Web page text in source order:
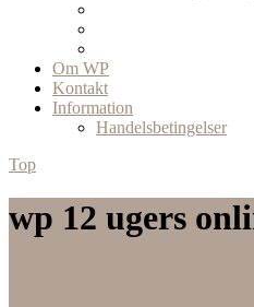
Om WP
Kontakt
Information
Handelsbetingelser
Top
wp 12 ugers